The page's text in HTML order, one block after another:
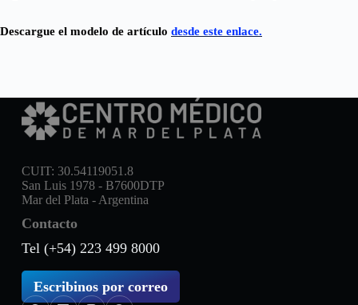
Descargue el modelo de artículo desde este enlace.
CUIT: 30.54119051.8
San Luis 1978 - B7600DTP
Mar del Plata - Argentina
Contacto
Tel (+54) 223 499 8000
Escribinos por correo